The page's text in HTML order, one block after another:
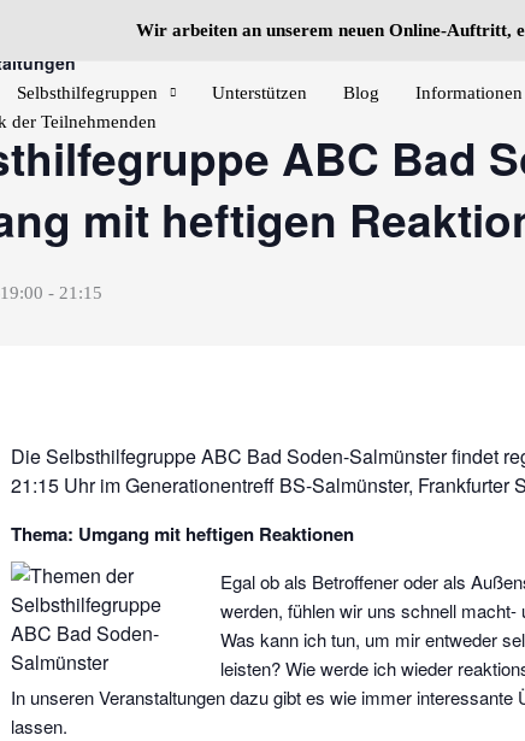
Wir arbeiten an unserem neuen Online-Auftritt,
Selbsthilfegruppen Unterstützen Blog
der Teilnehmenden
ABC Bad
mit heftigen
- 21:15
Die Selbsthilfegruppe ABC Bad Soden-Salmünster findet
21:15 Uhr im Generationentreff BS-Salmünster, Frankfurter
Thema: Umgang mit heftigen Reaktionen
Egal ob als Betroffener oder als
werden, fühlen wir uns schnell macht-
Was kann ich tun, um mir entweder
leisten? Wie werde ich wieder
In unseren Veranstaltungen dazu gibt es wie immer
lassen.